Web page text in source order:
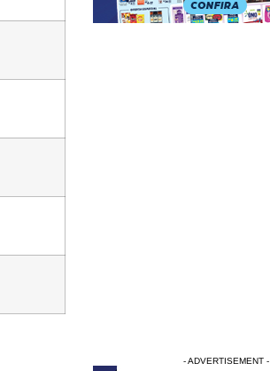
- ADVERTISEMENT -